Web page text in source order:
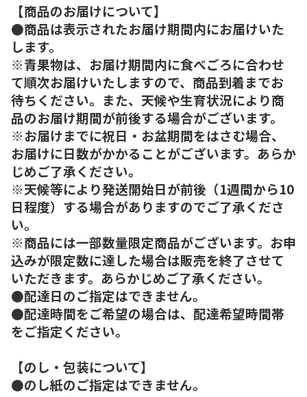
【商品のお届けについて】
●商品は表示されたお届け期間内にお届けいた
します。
※青果物は、お届け期間内に食べごろに合わせ
て順次お届けいたしますので、商品到着までお
待ちください。また、天候や生育状況により商
品のお届け期間が前後する場合がございます。
※お届けまでに祝日・お盆期間をはさむ場合、
お届けに日数がかかることがございます。あらか
じめご了承ください。
※天候等により発送開始日が前後（1週間から10
日程度）する場合がありますのでご了承くださ
い。
※商品には一部数量限定商品がございます。お申
込みが限定数に達した場合は販売を終了させて
いただきます。あらかじめご了承ください。
●配達日のご指定はできません。
●配達時間をご希望の場合は、配達希望時間帯
をご指定ください。
【のし・包装について】
●のし紙のご指定はできません。